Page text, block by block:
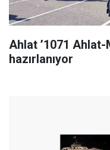
Ahlat ’1071 Ahlat-
hazırlanıyor